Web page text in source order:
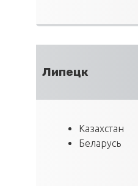
Липецк
Казахстан
Беларусь